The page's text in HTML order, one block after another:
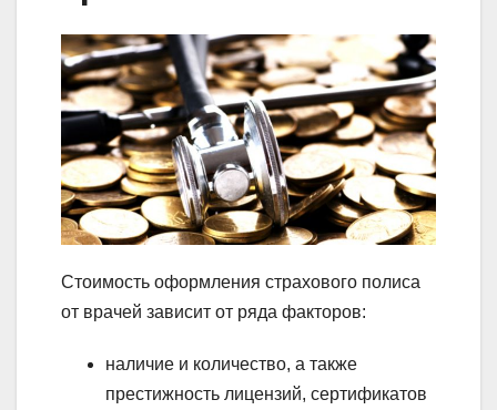
Стоимость оформления страхового полиса
от врачей зависит от ряда факторов:
наличие и количество, а также
престижность лицензий, сертификатов